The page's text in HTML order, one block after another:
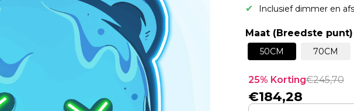
Inclusief dimmer en
Maat (Breedste punt)
50CM 70CM
25% Korting€245,70
€184,28